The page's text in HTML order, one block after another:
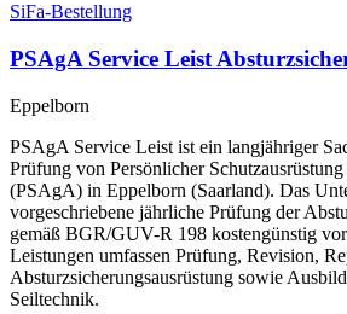
SiFa-Bestellung
PSAgA Service Leist
Eppelborn
PSAgA Service Leist ist ein langjähriger
Prüfung von Persönlicher
(PSAgA) in Eppelborn (Saarland). Das
vorgeschriebene jährliche Prüfung der
gemäß BGR/GUV-R 198 kostengünstig
Leistungen umfassen Prüfung, Revision,
Absturzsicherungsausrüstung sowie
Seiltechnik.